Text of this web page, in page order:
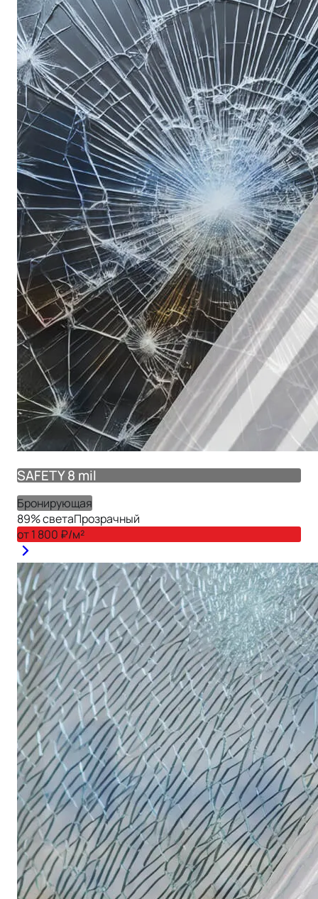
SAFETY 8 mil
Бронирующая
89% светаПрозрачный
от1 800 ₽/м²